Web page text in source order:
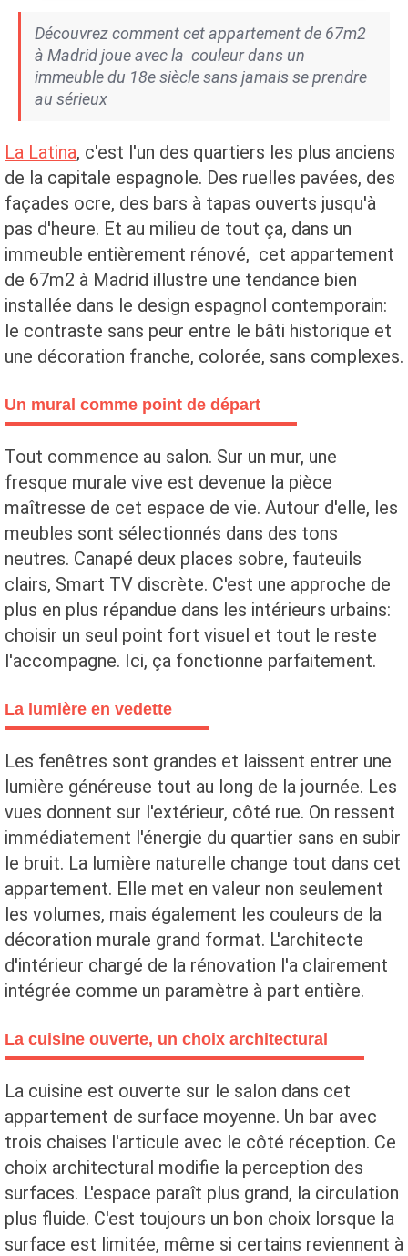
Découvrez comment cet appartement de 67m2
à Madrid joue avec la couleur dans un
immeuble du 18e siècle sans jamais se prendre
au sérieux
La Latina, c'est l'un des quartiers les plus anciens
de la capitale espagnole. Des ruelles pavées, des
façades ocre, des bars à tapas ouverts jusqu'à
pas d'heure. Et au milieu de tout ça, dans un
immeuble entièrement rénové, cet appartement
de 67m2 à Madrid illustre une tendance bien
installée dans le design espagnol contemporain:
le contraste sans peur entre le bâti historique et
une décoration franche, colorée, sans complexes.
Un mural comme point de départ
Tout commence au salon. Sur un mur, une
fresque murale vive est devenue la pièce
maîtresse de cet espace de vie. Autour d'elle, les
meubles sont sélectionnés dans des tons
neutres. Canapé deux places sobre, fauteuils
clairs, Smart TV discrète. C'est une approche de
plus en plus répandue dans les intérieurs urbains:
choisir un seul point fort visuel et tout le reste
l'accompagne. Ici, ça fonctionne parfaitement.
La lumière en vedette
Les fenêtres sont grandes et laissent entrer une
lumière généreuse tout au long de la journée. Les
vues donnent sur l'extérieur, côté rue. On ressent
immédiatement l'énergie du quartier sans en subir
le bruit. La lumière naturelle change tout dans cet
appartement. Elle met en valeur non seulement
les volumes, mais également les couleurs de la
décoration murale grand format. L'architecte
d'intérieur chargé de la rénovation l'a clairement
intégrée comme un paramètre à part entière.
La cuisine ouverte, un choix architectural
La cuisine est ouverte sur le salon dans cet
appartement de surface moyenne. Un bar avec
trois chaises l'articule avec le côté réception. Ce
choix architectural modifie la perception des
surfaces. L'espace paraît plus grand, la circulation
plus fluide. C'est toujours un bon choix lorsque la
surface est limitée, même si certains reviennent à